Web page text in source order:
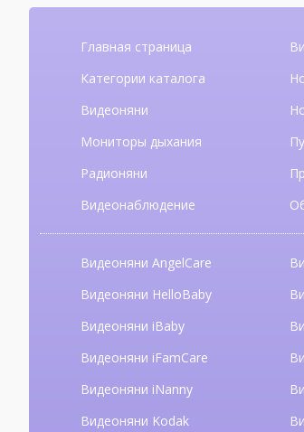
Главная страница
Категории каталога
Видеоняни
Мониторы дыхания
Радионяни
Видеонаблюдение
Видеоняни AngelCare
Видеоняни HelloBaby
Видеоняни iBaby
Видеоняни iFamCare
Видеоняни iNanny
Видеоняни Kodak